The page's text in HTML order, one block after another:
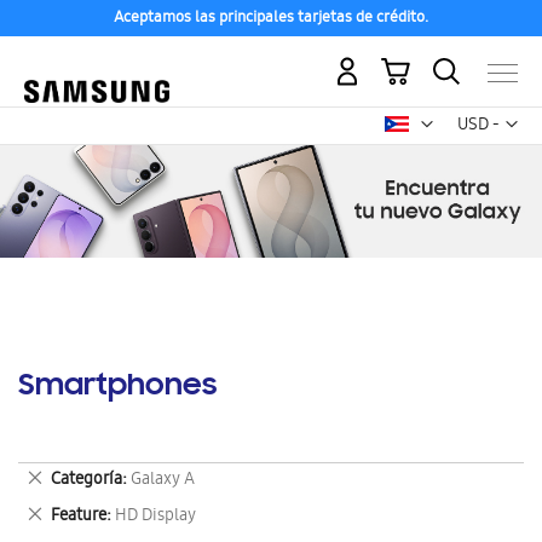
Aceptamos las principales tarjetas de crédito.
USD -
dólar
Mi carrito
Smartphones
Categoría Galaxy A
Eliminar
este
artículo
Feature HD Display
Eliminar